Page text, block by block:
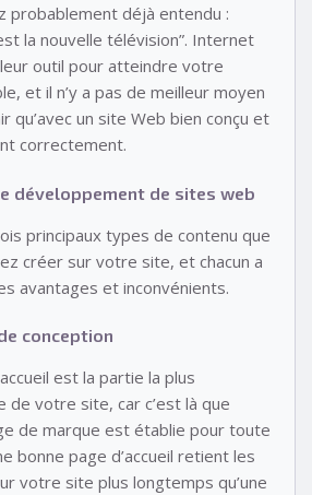
probablement déjà entendu :
la nouvelle télévision”. Internet
outil pour atteindre votre
et il n’y a pas de meilleur moyen
qu’avec un site Web bien conçu et
correctement.
développement de sites web
principaux types de contenu que
créer sur votre site, et chacun a
avantages et inconvénients.
conception
est la partie la plus
de votre site, car c’est là que
de marque est établie pour toute
bonne page d’accueil retient les
votre site plus longtemps qu’une